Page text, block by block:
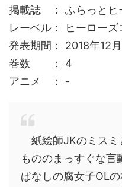
掲載誌 ： ふらっとヒ
レーベル： ヒーローズ
発表期間： 2018年12月
巻数 ： 4
アニメ ： -
紙絵師JKのミスミ
もののまっすぐな言
ぱなしの腐女子OLの